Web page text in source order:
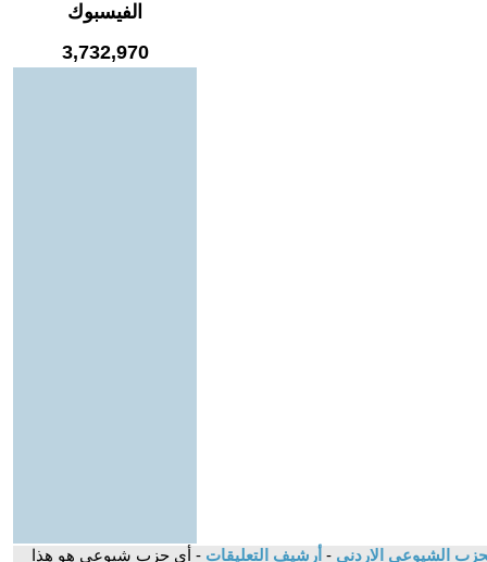
الفيسبوك
3,732,970
الشيوعي الاردني - أرشيف التعليقات - أي حزب شيوعي هو هذا